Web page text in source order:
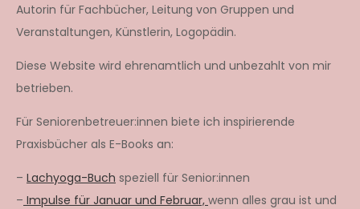
Autorin für Fachbücher, Leitung von Gruppen und
Veranstaltungen, Künstlerin, Logopädin.
Diese Website wird ehrenamtlich und unbezahlt von mir
betrieben.
Für Seniorenbetreuer:innen biete ich inspirierende
Praxisbücher als E-Books an:
– Lachyoga-Buch speziell für Senior:innen
– Impulse für Januar und Februar, wenn alles grau ist und